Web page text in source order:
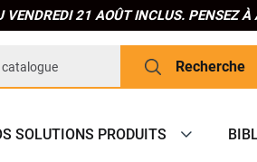
VENDREDI 21 AOÛT INCLUS. PENSEZ
Recherche
SOLUTIONS PRODUITS